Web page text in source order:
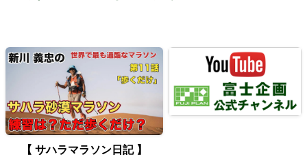
【 サハラマラソン日記 】